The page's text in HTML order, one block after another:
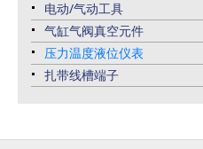
熔断器
塑壳断路器
微型断路器
信号隔离/安全栅/电涌保护器
高防护连接器-接口模块
伺服电机
仿威图机柜
工业控制柜
机柜空调
以太网交换机
电动/气动工具
气缸气阀真空元件
压力温度液位仪表
扎带线槽端子